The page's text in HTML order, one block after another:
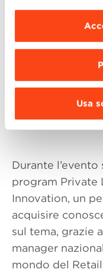
modificare le
scegliere le
Usa
Durante l’evento
program Private
Innovation, un
acquisire
sul tema, grazie
manager
mondo del